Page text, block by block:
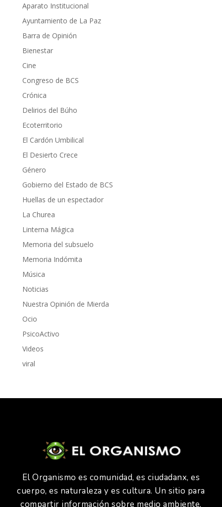
Aparato Institucional
Ayuntamiento de La Paz
Barra de Opinión
Bienestar
Cine
Congreso de BCS
Crónica
Delirios del Búho
Ecoterritorio
El Cardón Umbilical
El Desierto Crece
Género
Gobierno del Estado de BCS
Huellas de un espectador
La Churea
Linterna Mágica
Memoria del subsuelo
Memoria Indómita
Música
Noticias
Nuestra Opinión de Mierda
Ocio
PsicoActivo
Videos
viral
El Organismo es comunidad, es ciudadanx, es
cuerpo, es naturaleza y es cultura. Un sitio para
compartir información sobre medio ambiente,